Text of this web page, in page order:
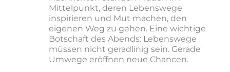
Mittelpunkt, deren Lebenswege
inspirieren und Mut machen, den
eigenen Weg zu gehen. Eine wichtige
Botschaft des Abends: Lebenswege
müssen nicht geradlinig sein. Gerade
Umwege eröffnen neue Chancen.